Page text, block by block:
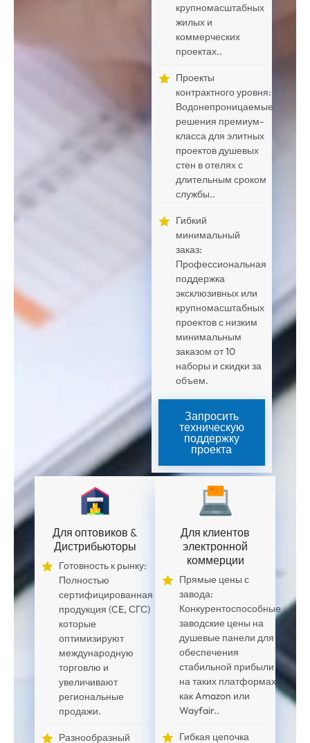
крупномасштабных
жилых и
коммерческих
проектах..
Проекты
контрактного уровня:
Водонепроницаемые
решения премиум-
класса для элитных
проектов душевых
стен в отелях с
длительным сроком
службы..
Гибкий
минимальный
заказ:
Профессиональная
поддержка
эксклюзивных или
крупномасштабных
проектов с низким
минимальным
заказом от 10
наборы и скидки за
объем.
Запросить
техническую
поддержку
проекта
Для оптовиков &
Дистрибьюторы
Готовность к рынку:
Полностью
сертифицированная
продукция (CE, СГС)
которые
оптимизируют
международную
торговлю и
увеличивают
региональные
продажи.
Разнообразный
Для клиентов
электронной
коммерции
Прямые цены с
завода:
Конкурентоспособные
заводские цены на
душевые панели для
обеспечения
стабильной прибыли
на таких платформах,
как Amazon или
Wayfair..
Гибкая цепочка